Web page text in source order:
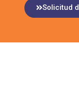
Solicitud